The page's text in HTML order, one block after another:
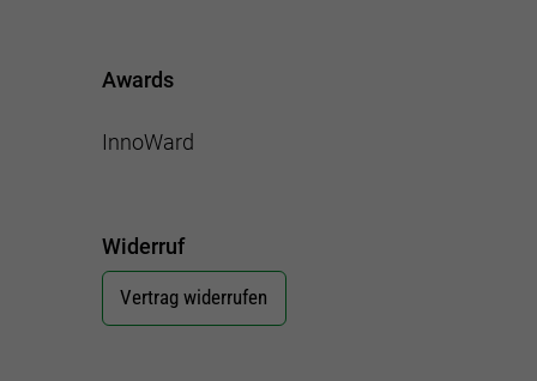
Awards
InnoWard
Widerruf
Vertrag widerrufen